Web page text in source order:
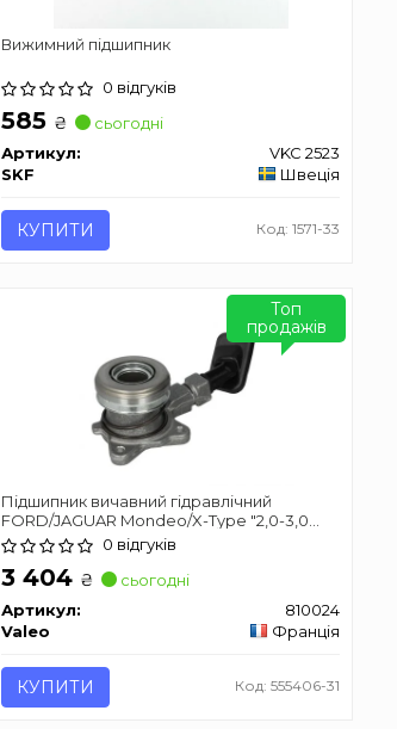
Вижимний підшипник
0 відгуків
585 ₴
сьогодні
Артикул:
VKC 2523
SKF
Швеція
КУПИТИ Код: 1571-33
Підшипник вичавний гідравлічний
FORD/JAGUAR Mondeo/X-Type "2,0-3,0
"96-09
0 відгуків
3 404 ₴
сьогодні
Артикул:
810024
Valeo
Франція
КУПИТИ Код: 555406-31
Топ
продажів